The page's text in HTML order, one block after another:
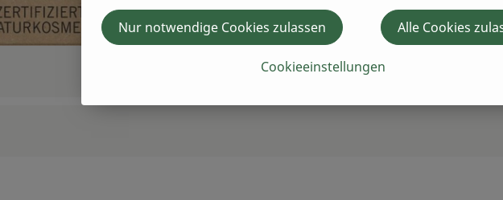
Cookieeinstellungen
Nur notwendige Cookies zulassen Alle Cookies